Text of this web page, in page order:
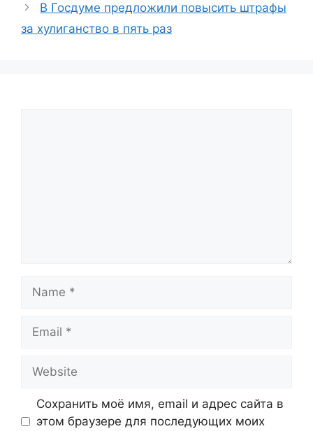
В Госдуме предложили повысить штрафы
за хулиганство в пять раз
Name
Email
Website
Сохранить моё имя, email и адрес сайта в
этом браузере для последующих моих